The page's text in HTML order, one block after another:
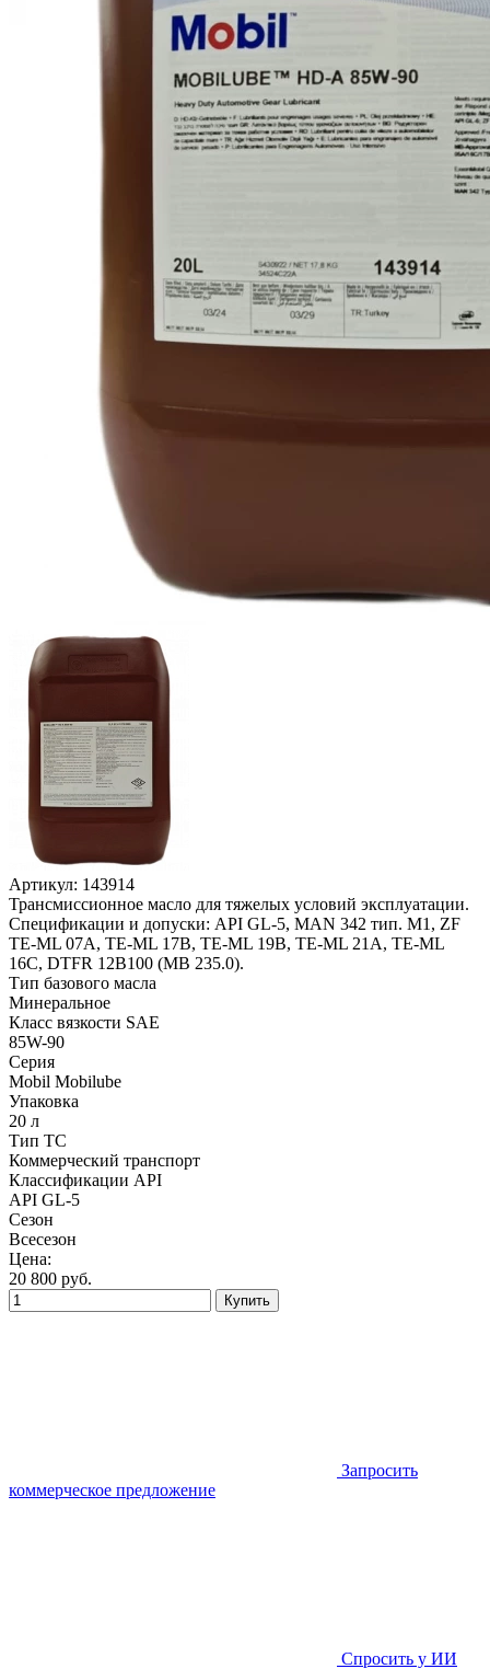
Артикул: 143914
Трансмиссионное масло для тяжелых условий эксплуатации.
Спецификации и допуски: API GL-5, MAN 342 тип. M1, ZF
TE-ML 07A, TE-ML 17B, TE-ML 19B, TE-ML 21A, TE-ML
16C, DTFR 12B100 (MB 235.0).
Тип базового масла
Минеральное
Класс вязкости SAE
85W-90
Серия
Mobil Mobilube
Упаковка
20 л
Тип ТС
Коммерческий транспорт
Классификации API
API GL-5
Сезон
Всесезон
Цена:
20 800 руб.
Купить
Запросить
коммерческое предложение
Спросить у ИИ